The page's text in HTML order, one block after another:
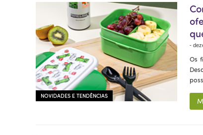
NOVIDADES E TENDÊNCIAS
-
Os